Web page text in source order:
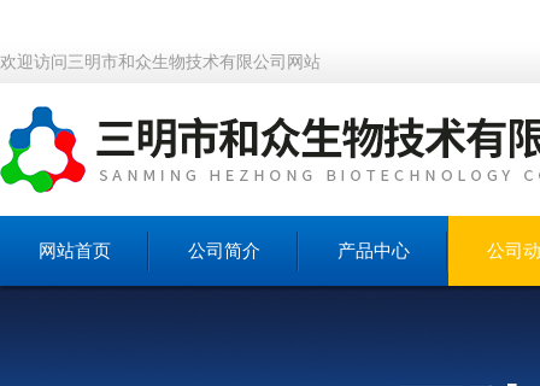
欢迎访问三明市和众生物技术有限公司网站
网站首页 公司简介 产品中心 公司